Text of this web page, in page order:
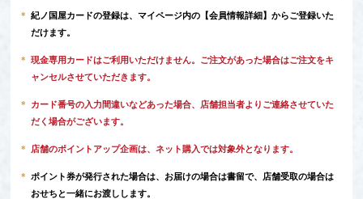
* 紀ノ国屋カードの登録は、マイページ内の 【会員情報詳細】 からご登録いた
だけます。
*
現金専用カードはご利用いただけません。ご注文があった場合はご注文をキ
ャンセルさせていただきます。
*
カード番号の入力間違いなどあった場合、店舗担当者よりご連絡させていた
だく場合がございます。
* 店舗のポイントアップ企画は、ネット購入では対象外となります。
*
ポイント券が発行された場合は、お届けの場合は書留で、店舗受取の場合は
おせちと一緒にお渡しします。